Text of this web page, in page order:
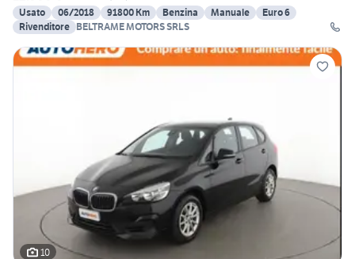
Usato
06/2018 91800 Km Benzina Manuale
Euro 6
Rivenditore BELTRAME MOTORS SRLS
10